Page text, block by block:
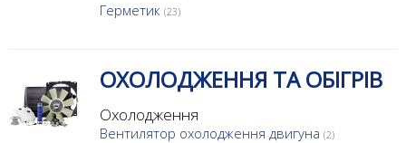
Герметик (23)
ОХОЛОДЖЕННЯ ТА ОБІГРІВ
Охолодження
Вентилятор охолодження двигуна (2)